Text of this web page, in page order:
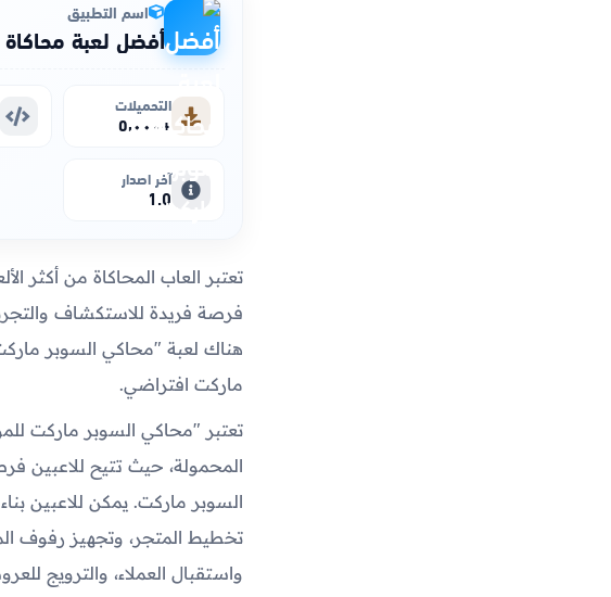
اسم التطبيق
أفضل لعبة
التحميلات
+٥٬٠٠٠
آخر اصدار
1.0
تعتبر العاب المحاكاة من أكثر
فرصة فريدة للاستكشاف
هناك لعبة "محاكي السوبر
ماركت افتراضي.
تعتبر "محاكي السوبر ماركت
المحمولة، حيث تتيح للاعبين
السوبر ماركت. يمكن للاعبين
تخطيط المتجر، وتجهيز رفوف
واستقبال العملاء، والترويج